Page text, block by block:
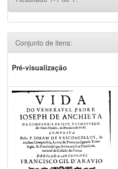
Conjunto de itens:
Pré-visualização